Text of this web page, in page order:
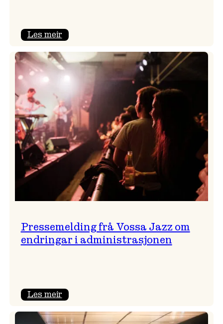
Les meir:
Jazz
søkjer
Pressemelding frå Vossa Jazz om
endringar i administrasjonen
Les meir:
frå